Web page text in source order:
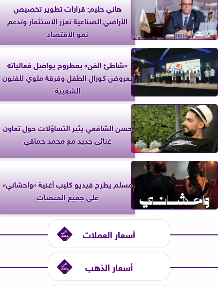
هاني حليم: قرارات تطوير تخصيص
الأراضي الصناعية تعزز الاستثمار وتدعم
نمو الاقتصاد
«شاطئ الفن» بمطروح يواصل فعالياته
بعروض كورال الطفل وفرقة ملوي للفنون
الشعبية
حسن الشافعي يثير التساؤلات حول تعاون
غنائي جديد مع محمد حماقي
مسلم يطرح فيديو كليب أغنية «واحشاني»
على جميع المنصات
أسعار العملات
أسعار الذهب